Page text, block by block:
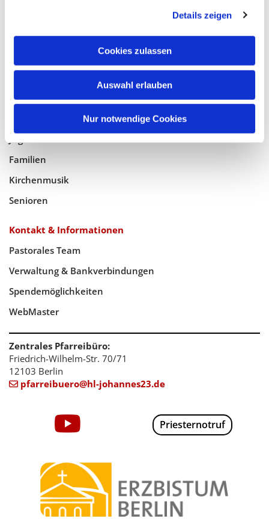
Details zeigen
Cookies zulassen
Auswahl erlauben
Nur notwendige Cookies
Geistlicher Raum
Taufe, Kommunion & Trauung
Familien
Kirchenmusik
Senioren
Kontakt & Informationen
Pastorales Team
Verwaltung & Bankverbindungen
Spendemöglichkeiten
WebMaster
Zentrales Pfarreibüro:
Friedrich-Wilhelm-Str. 70/71
12103 Berlin
 pfarreibuero@hl-johannes23.de
Priesternotruf